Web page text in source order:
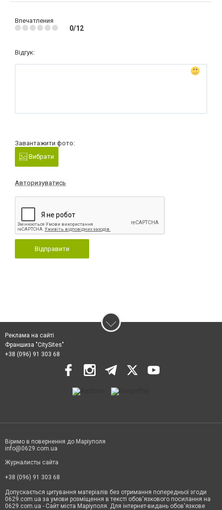
Впечатления
0/12
Відгук:
Завантажити фото:
Вибрати
Авторизуватись
Відправити
Реклама на сайті
Франшиза "CitySites"
+38 (096) 91 303 68
Віримо в повернення до Маріуполя
info@0629.com.ua
Журналисты сайта
+38 (096) 91 303 68
Допускається цитування матеріалів без отримання попередньої згоди
0629.com.ua за умови розміщення в тексті обов'язкового посилання на
0629.com.ua - Сайт міста Маріуполя. Для інтернет-видань обов'язкове